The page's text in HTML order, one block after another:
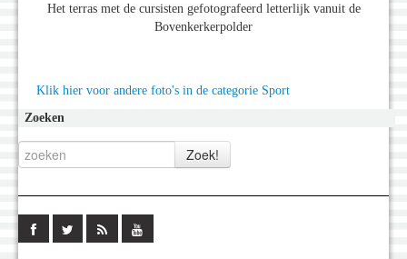
Het terras met de cursisten gefotografeerd letterlijk vanuit de
Bovenkerkerpolder
Klik hier voor andere foto's in de categorie Sport
Zoeken